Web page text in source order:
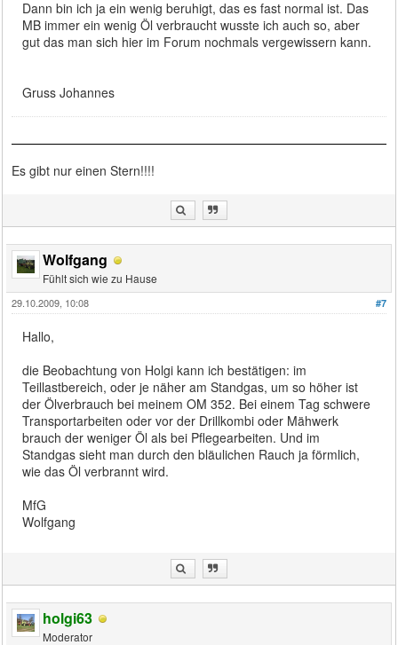
Dann bin ich ja ein wenig beruhigt, das es fast normal ist. Das
MB immer ein wenig Öl verbraucht wusste ich auch so, aber
gut das man sich hier im Forum nochmals vergewissern kann.
Gruss Johannes
Es gibt nur einen Stern!!!!
Wolfgang
Fühlt sich wie zu Hause
#7
29.10.2009, 10:08
Hallo,
die Beobachtung von Holgi kann ich bestätigen: im
Teillastbereich, oder je näher am Standgas, um so höher ist
der Ölverbrauch bei meinem OM 352. Bei einem Tag schwere
Transportarbeiten oder vor der Drillkombi oder Mähwerk
brauch der weniger Öl als bei Pflegearbeiten. Und im
Standgas sieht man durch den bläulichen Rauch ja förmlich,
wie das Öl verbrannt wird.
MfG
Wolfgang
holgi63
Moderator